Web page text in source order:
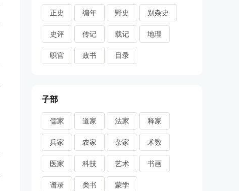
正史 编年 野史 别杂史
史评 传记 载记 地理
职官 政书 目录
子部
儒家 道家 法家 释家
兵家 农家 杂家 术数
医家 科技 艺术 书画
谱录 类书 蒙学